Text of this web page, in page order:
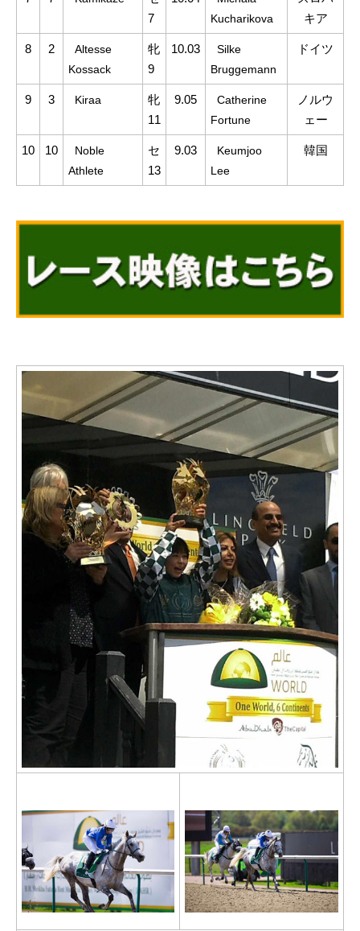
7
Kucharikova
キア
8 2
Altesse
Kossack
牝
9
10.03
Silke
Bruggemann
ドイツ
9 3 Kiraa
牝
11
9.05
Catherine
Fortune
ノルウ
ェー
10 10
Noble
Athlete
セ
13
9.03
Keumjoo
Lee
韓国